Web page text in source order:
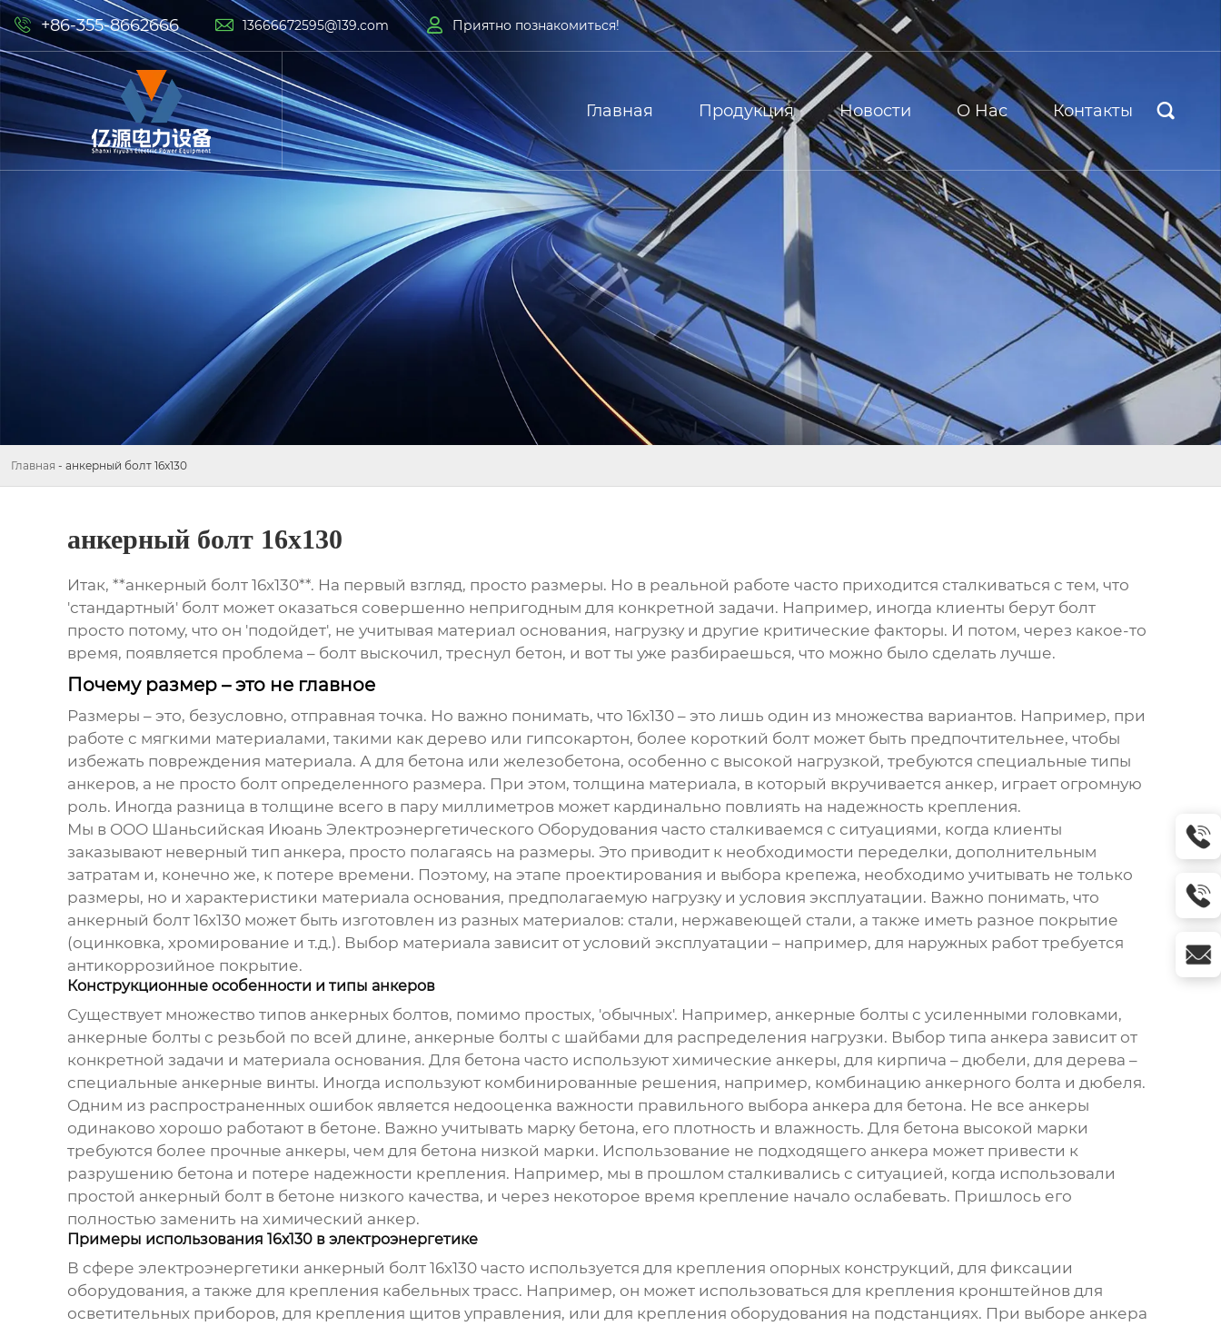
 +86-355-8662666  13666672595@139.com  Приятно познакомиться!
Главная Продукция Новости О Hас Контакты 
Главная - анкерный болт 16х130
анкерный болт 16х130
Итак, **анкерный болт 16х130**. На первый взгляд, просто размеры. Но в реальной работе часто приходится сталкиваться с тем, что
'стандартный' болт может оказаться совершенно непригодным для конкретной задачи. Например, иногда клиенты берут болт
просто потому, что он 'подойдет', не учитывая материал основания, нагрузку и другие критические факторы. И потом, через какое-то
время, появляется проблема – болт выскочил, треснул бетон, и вот ты уже разбираешься, что можно было сделать лучше.
Почему размер – это не главное
Размеры – это, безусловно, отправная точка. Но важно понимать, что 16х130– это лишь один из множества вариантов. Например, при
работе с мягкими материалами, такими как дерево или гипсокартон, более короткий болт может быть предпочтительнее, чтобы
избежать повреждения материала. А для бетона или железобетона, особенно с высокой нагрузкой, требуются специальные типы
анкеров, а не просто болт определенного размера. При этом, толщина материала, в который вкручивается анкер, играет огромную
роль. Иногда разница в толщине всего в пару миллиметров может кардинально повлиять на надежность крепления.
Мы в ООО Шаньсийская Июань Электроэнергетического Оборудования часто сталкиваемся с ситуациями, когда клиенты
заказывают неверный тип анкера, просто полагаясь на размеры. Это приводит к необходимости переделки, дополнительным
затратам и, конечно же, к потере времени. Поэтому, на этапе проектирования и выбора крепежа, необходимо учитывать не только
размеры, но и характеристики материала основания, предполагаемую нагрузку и условия эксплуатации. Важно понимать, что
анкерный болт 16х130может быть изготовлен из разных материалов: стали, нержавеющей стали, а также иметь разное покрытие
(оцинковка, хромирование и т.д.). Выбор материала зависит от условий эксплуатации – например, для наружных работ требуется
антикоррозийное покрытие.
Конструкционные особенности и типы анкеров
Существует множество типов анкерных болтов, помимо простых, 'обычных'. Например, анкерные болты с усиленными головками,
анкерные болты с резьбой по всей длине, анкерные болты с шайбами для распределения нагрузки. Выбор типа анкера зависит от
конкретной задачи и материала основания. Для бетона часто используют химические анкеры, для кирпича – дюбели, для дерева –
специальные анкерные винты. Иногда используют комбинированные решения, например, комбинацию анкерного болта и дюбеля.
Одним из распространенных ошибок является недооценка важности правильного выбора анкера для бетона. Не все анкеры
одинаково хорошо работают в бетоне. Важно учитывать марку бетона, его плотность и влажность. Для бетона высокой марки
требуются более прочные анкеры, чем для бетона низкой марки. Использование не подходящего анкера может привести к
разрушению бетона и потере надежности крепления. Например, мы в прошлом сталкивались с ситуацией, когда использовали
простой анкерный болт в бетоне низкого качества, и через некоторое время крепление начало ослабевать. Пришлось его
полностью заменить на химический анкер.
Примеры использования 16х130 в электроэнергетике
В сфере электроэнергетики анкерный болт 16х130часто используется для крепления опорных конструкций, для фиксации
оборудования, а также для крепления кабельных трасс. Например, он может использоваться для крепления кронштейнов для
осветительных приборов, для крепления щитов управления, или для крепления оборудования на подстанциях. При выборе анкера